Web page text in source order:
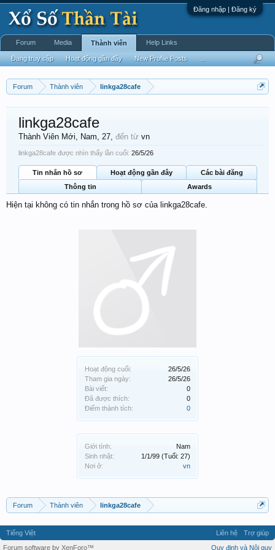
Đăng nhập | Đăng ký
Forum Thành viên linkga28cafe
Hoạt động cuối:
26/5/26
Tham gia ngày:
26/5/26
Bài viết:
0
Đã được thích:
0
Điểm thành tích:
0
Giới tính:
Nam
Sinh nhật:
1/1/99 (Tuổi: 27)
Nơi ở:
vn
linkga28cafe
Thành Viên Mới, Nam, 27, đến từ vn
linkga28cafe được nhìn thấy lần cuối: 26/5/26
Tin nhắn hồ sơ Hoạt động gần đây
Các bài đăng
Thông tin
Awards
Hiện tại không có tin nhắn trong hồ sơ của linkga28cafe.
Forum Thành viên linkga28cafe
Forum Media Thành viên
Đang truy cập Hoạt động gần đây New Profile Posts
Help Links
Tiếng Việt Liên hệ
Trợ giúp
Quy định và Nội quy
Forum software by XenForo™